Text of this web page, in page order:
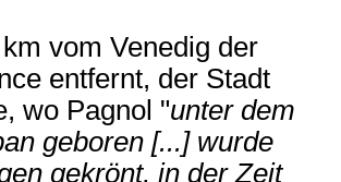
vom Venedig der
entfernt, der Stadt
wo Pagnol "unter dem
geboren [...] wurde
gekrönt, in der Zeit